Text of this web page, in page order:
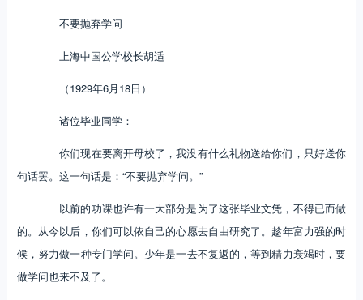
不要抛弃学问
上海中国公学校长胡适
（1929年6月18日）
诸位毕业同学：
你们现在要离开母校了，我没有什么礼物送给你们，只好送你
句话罢。这一句话是：“不要抛弃学问。”
以前的功课也许有一大部分是为了这张毕业文凭，不得已而做
的。从今以后，你们可以依自己的心愿去自由研究了。趁年富力强的时
候，努力做一种专门学问。少年是一去不复返的，等到精力衰竭时，要
做学问也来不及了。